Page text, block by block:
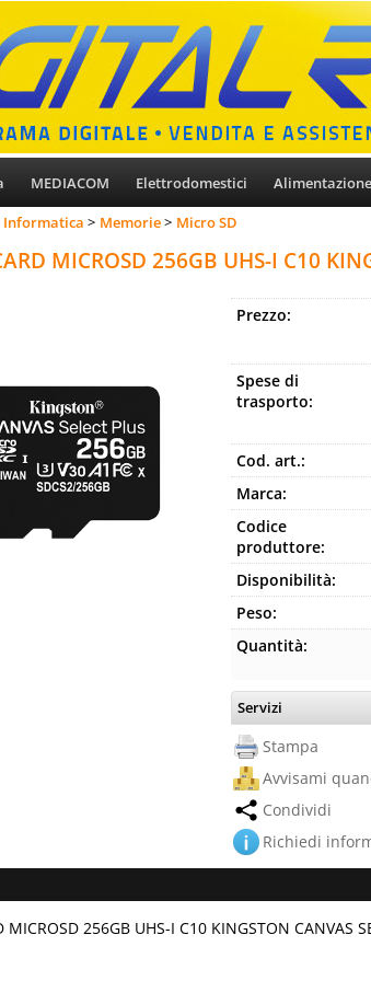
MEDIACOM Elettrodomestici Alimentazione
Informatica Memorie Micro SD
MICROSD 256GB UHS-I C10
Prezzo:
Spese di
trasporto:
Cod. art.:
Marca:
Codice
produttore:
Disponibilità:
Peso:
Quantità:
Servizi
Stampa
Avvisami
Condividi
Richiedi
MICROSD 256GB UHS-I C10 KINGSTON CANVAS